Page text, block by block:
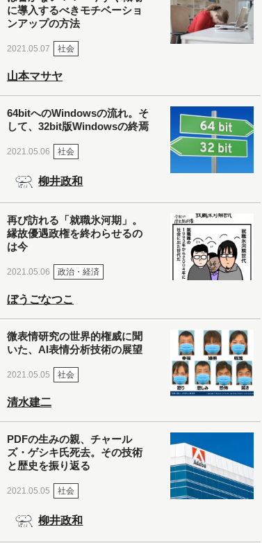
に導入するべきモチベーショ
ンアップの方法
2021.05.07 社会
山本マサヤ
64bitへのWindowsの流れ。そ
して、32bit版Windowsの終焉
2021.05.06 社会
柳井政和
再び訪れる「就職氷河期」。
縁故優遇政権を終わらせるの
は今
2021.05.06 政治・経済
ぼうごなつこ
微表情研究の世界的権威に聞
いた、AI表情分析技術の展望
2021.05.05 社会
清水建二
PDFの生みの親、チャール
ズ・ゲシキ氏死去。その技術
と歴史を振り返る
2021.05.05 社会
柳井政和